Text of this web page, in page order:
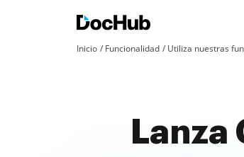
Inicio Funcionalidad Utiliza nuestras